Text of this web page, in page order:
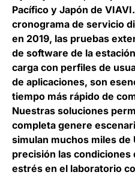
Pacífico y Japón de
cronograma de servicio
en 2019, las pruebas
de software de la
carga con perfiles de
de aplicaciones, son
tiempo más rápido de
Nuestras soluciones
completa genere
simulan muchos miles de
precisión las condiciones
estrés en el laboratorio